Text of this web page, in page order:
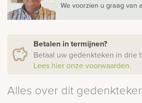
We voorzien u graag van
Betalen in termijnen?
Betaal uw gedenkteken in drie
Lees hier onze voorwaarden.
Alles over dit